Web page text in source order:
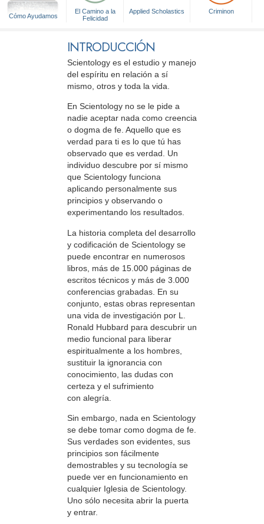
Cómo Ayudamos
El Camino a la
Felicidad
Applied Scholastics Criminon
INTRODUCCIÓN
Scientology es el estudio y manejo
del espíritu en relación a sí
mismo, otros y toda la vida.
En Scientology no se le pide a
nadie aceptar nada como creencia
o dogma de fe. Aquello que es
verdad para ti es lo que tú has
observado que es verdad. Un
individuo descubre por sí mismo
que Scientology funciona
aplicando personalmente sus
principios y observando o
experimentando los resultados.
La historia completa del desarrollo
y codificación de Scientology se
puede encontrar en numerosos
libros, más de 15.000 páginas de
escritos técnicos y más de 3.000
conferencias grabadas. En su
conjunto, estas obras representan
una vida de investigación por L.
Ronald Hubbard para descubrir un
medio funcional para liberar
espiritualmente a los hombres,
sustituir la ignorancia con
conocimiento, las dudas con
certeza y el sufrimiento
con alegría.
Sin embargo, nada en Scientology
se debe tomar como dogma de fe.
Sus verdades son evidentes, sus
principios son fácilmente
demostrables y su tecnología se
puede ver en funcionamiento en
cualquier Iglesia de Scientology.
Uno sólo necesita abrir la puerta
y entrar.